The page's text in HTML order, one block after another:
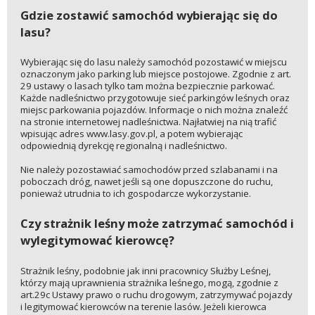
Gdzie zostawić samochód wybierając się do
lasu?
Wybierając się do lasu należy samochód pozostawić w miejscu
oznaczonym jako parking lub miejsce postojowe. Zgodnie z art.
29 ustawy o lasach tylko tam można bezpiecznie parkować.
Każde nadleśnictwo przygotowuje sieć parkingów leśnych oraz
miejsc parkowania pojazdów. Informacje o nich można znaleźć
na stronie internetowej nadleśnictwa. Najłatwiej na nią trafić
wpisując adres www.lasy.gov.pl, a potem wybierając
odpowiednią dyrekcję regionalną i nadleśnictwo.
Nie należy pozostawiać samochodów przed szlabanami i na
poboczach dróg, nawet jeśli są one dopuszczone do ruchu,
ponieważ utrudnia to ich gospodarcze wykorzystanie.
Czy strażnik leśny może zatrzymać samochód i
wylegitymować kierowcę?
Strażnik leśny, podobnie jak inni pracownicy Służby Leśnej,
którzy mają uprawnienia strażnika leśnego, mogą, zgodnie z
art.29c Ustawy prawo o ruchu drogowym, zatrzymywać pojazdy
i legitymować kierowców na terenie lasów. Jeżeli kierowca